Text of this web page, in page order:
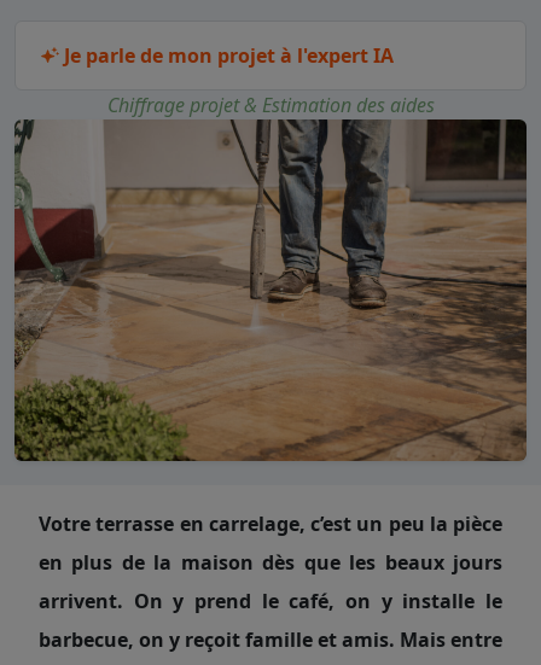
Je parle de mon projet à l'expert IA
Chiffrage projet & Estimation des aides
Votre terrasse en carrelage, c’est un peu la pièce
en plus de la maison dès que les beaux jours
arrivent. On y prend le café, on y installe le
barbecue, on y reçoit famille et amis. Mais entre